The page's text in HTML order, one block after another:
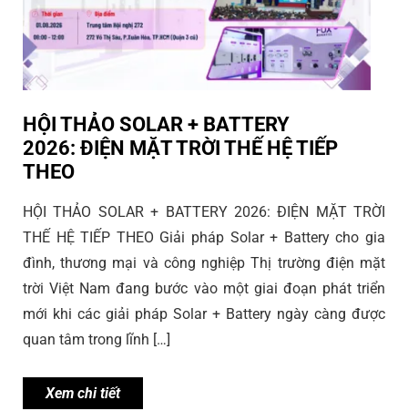
HỘI THẢO SOLAR + BATTERY
2026: ĐIỆN MẶT TRỜI THẾ HỆ TIẾP
THEO
HỘI THẢO SOLAR + BATTERY 2026: ĐIỆN MẶT TRỜI
THẾ HỆ TIẾP THEO Giải pháp Solar + Battery cho gia
đình, thương mại và công nghiệp Thị trường điện mặt
trời Việt Nam đang bước vào một giai đoạn phát triển
mới khi các giải pháp Solar + Battery ngày càng được
quan tâm trong lĩnh […]
Xem chi tiết